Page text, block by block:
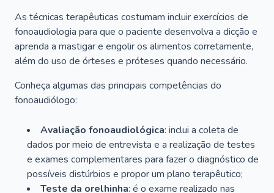
As técnicas terapêuticas costumam incluir exercícios de
fonoaudiologia para que o paciente desenvolva a dicção e
aprenda a mastigar e engolir os alimentos corretamente,
além do uso de órteses e próteses quando necessário.
Conheça algumas das principais competências do
fonoaudiólogo:
Avaliação fonoaudiológica: inclui a coleta de
dados por meio de entrevista e a realização de testes
e exames complementares para fazer o diagnóstico de
possíveis distúrbios e propor um plano terapêutico;
Teste da orelhinha: é o exame realizado nas